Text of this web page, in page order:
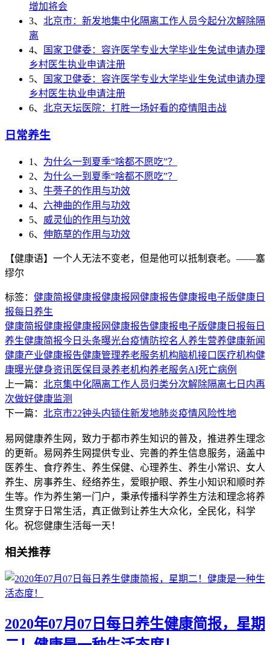
增加将会
3、 北京市：新发地集中化隔离工作人员今起分次解除隔
离
4、
国家卫健委：容许医学专业大学毕业生免试申请办理
乡村医生执业申请注册
5、
国家卫健委：容许医学专业大学毕业生免试申请办理
乡村医生执业申请注册
6、 北京天坛医院：打胜一场好看的疫情阻击战
日常养生
1、 为什么一到夏季“啥都不愿吃”？
2、 为什么一到夏季“啥都不愿吃”？
3、 牛蒡子的作用与功效
4、 六神曲的作用与功效
5、 威灵仙的作用与功效
6、 伸筋草的作用与功效
【健康语】一个人无法不变老，但是他可以抵制衰老。——塞
缪尔
标签： 健康简报健康报健康报网健康报告健康报电子版健康日
报每日养生
健康简报健康报健康报网健康报告健康报电子版健康日报每日
养生健康简报今日头条曝光台疫情防控名人养生营养健康新闻
健康产业健康报告健康管理养老服务机构脑机接口 医疗机构健
康曝光健身资讯医保目录养老机构养老服务AI死亡病例
上一篇： 北京集中化隔离工作人员归类分次解除隔离七日内再
次做好健康监测
下一篇： 北京市22钟头内锁住新发地肺炎疫情风险性地
易网健康养生网，致力于都市养生知识的普及，推进养生理念
的更新。易网养生网提供专业、完善的养生信息服务，涵盖中
医养生、食疗养生、养生保健、心理养生、养生小常识、女人
养生、房事养生、经络养生，爱眼护眼、养生小知识和顺时养
生等。作为养生第一门户，秉承传播科学养生方法和理念将养
生贯穿于日常生活，真正做到让养生大众化，全民化，科学
化。祝您健康生活每一天！
相关推荐
2020年07月07日每日养生健康简报，星期